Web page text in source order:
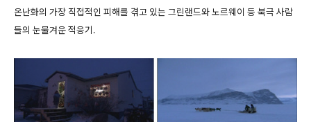
온난화의 가장 직접적인 피해를 겪고 있는 그린랜드와 노르웨이 등 북극 사람
들의 눈물겨운 적응기.